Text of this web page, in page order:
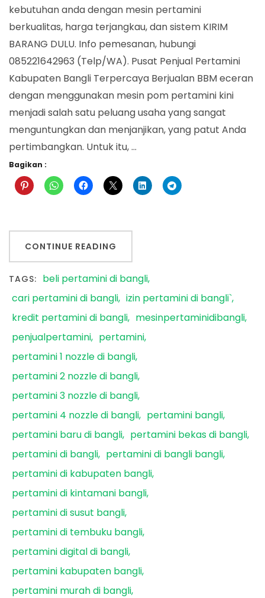
Bangli
kebutuhan anda dengan mesin pertamini
berkualitas, harga terjangkau, dan sistem KIRIM
BARANG DULU. Info pemesanan, hubungi
085221642963 (Telp/WA). Pusat Penjual Pertamini
Kabupaten Bangli Terpercaya Berjualan BBM eceran
dengan menggunakan mesin pom pertamini kini
menjadi salah satu peluang usaha yang sangat
menguntungkan dan menjanjikan, yang patut Anda
pertimbangkan. Untuk itu, …
Bagikan :
CONTINUE READING
TAGS: beli pertamini di bangli
cari pertamini di bangli izin pertamini di bangli`
kredit pertamini di bangli
mesinpertaminidibangli
penjualpertamini
pertamini
pertamini 1 nozzle di bangli
pertamini 2 nozzle di bangli
pertamini 3 nozzle di bangli
pertamini 4 nozzle di bangli
pertamini bangli
pertamini baru di bangli
pertamini bekas di bangli
pertamini di bangli
pertamini di bangli bangli
pertamini di kabupaten bangli
pertamini di kintamani bangli
pertamini di susut bangli
pertamini di tembuku bangli
pertamini digital di bangli
pertamini kabupaten bangli
pertamini murah di bangli